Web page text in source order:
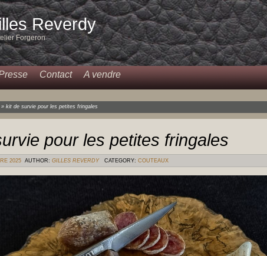
Reverdy
Forgeron
Contact A vendre
» kit de survie pour les petites fringales
pour les petites fringales
2025 AUTHOR: GILLES REVERDY CATEGORY: COUTEAUX